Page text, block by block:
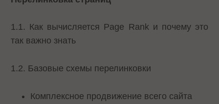
1.1. Как вычисляется Page Rank и почему это
так важно знать
1.2. Базовые схемы перелинковки
Комплексное продвижение всего сайта